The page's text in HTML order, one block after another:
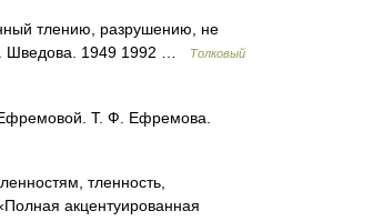
тлению, разрушению, не
Шведова. 1949 1992 …
Толковый
Т. Ф. Ефремова.
тленность,
акцентуированная